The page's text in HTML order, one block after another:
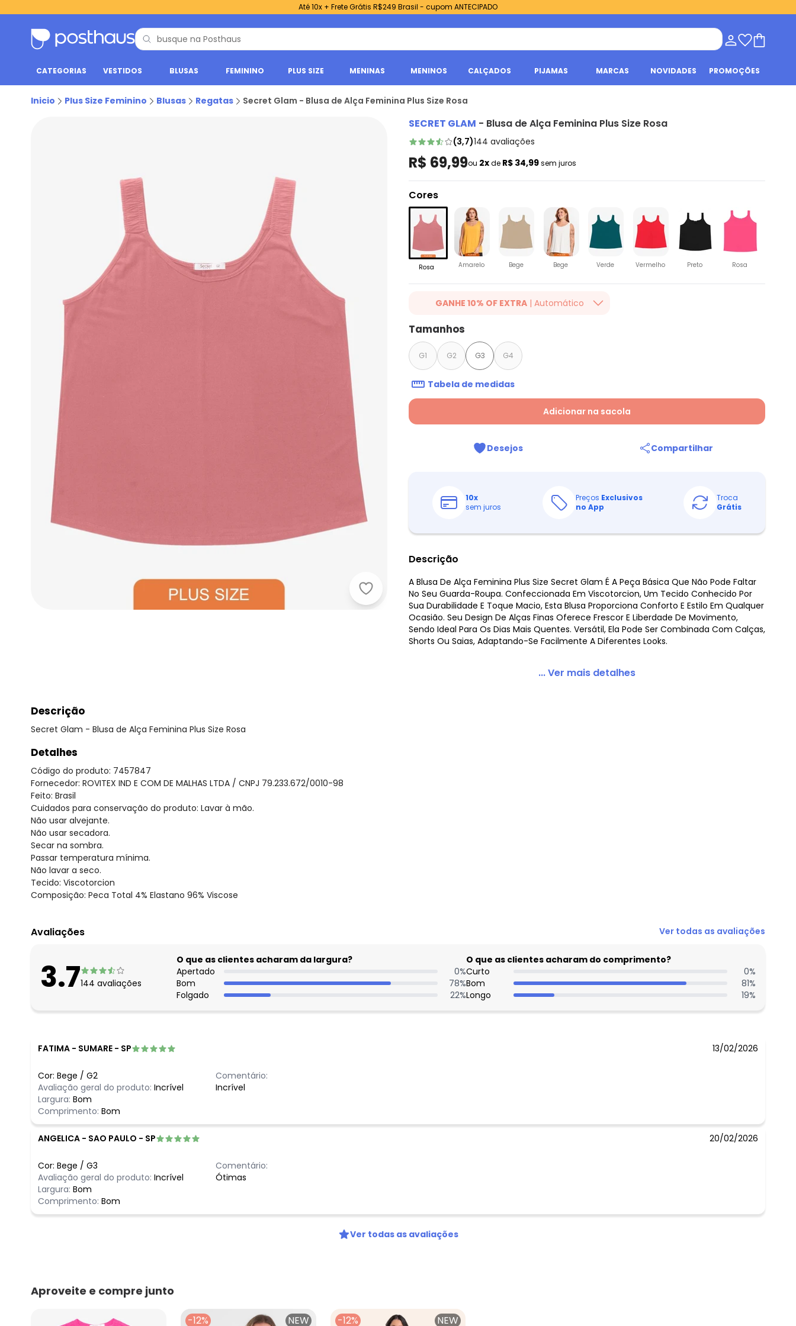
Até 10x + Frete Grátis R$249 Brasil - cupom ANTECIPADO
CATEGORIAS VESTIDOS BLUSAS FEMININO PLUS SIZE MENINAS MENINOS CALÇADOS PIJAMAS MARCAS NOVIDADES PROMOÇÕES
Inicio Plus Size Feminino Blusas Regatas Secret Glam - Blusa de Alça Feminina Plus Size Rosa
Secret Glam - Blusa de Alça Feminina Plus Size Rosa
SECRET GLAM - Blusa de Alça Feminina Plus Size Rosa
(3,7)144 avaliações
R$ 69,99ou 2xde R$ 34,99sem juros
Cores
Rosa Amarelo Bege Bege Verde Vermelho Preto Rosa
GANHE 10% OF EXTRA | Automático
Ganhe 10% OFF em lista selecionada. Valido até
16/07/2026. Desconto aplicado na finalização da
compra.Ver mais produtos da campanha!
Tamanhos
G1 G2 G3 G4
Tabela de medidas
Adicionar na sacola
Desejos Compartilhar
10x
sem juros
Preços Exclusivos
no App
Troca
Grátis
Descrição
A Blusa De Alça Feminina Plus Size Secret Glam É A Peça Básica Que Não Pode Faltar
No Seu Guarda-Roupa. Confeccionada Em Viscotorcion, Um Tecido Conhecido Por
Sua Durabilidade E Toque Macio, Esta Blusa Proporciona Conforto E Estilo Em Qualquer
Ocasião. Seu Design De Alças Finas Oferece Frescor E Liberdade De Movimento,
Sendo Ideal Para Os Dias Mais Quentes. Versátil, Ela Pode Ser Combinada Com Calças,
Shorts Ou Saias, Adaptando-Se Facilmente A Diferentes Looks.
... Ver mais detalhes
Descrição
Secret Glam - Blusa de Alça Feminina Plus Size Rosa
Detalhes
Código do produto: 7457847
Fornecedor: ROVITEX IND E COM DE MALHAS LTDA / CNPJ 79.233.672/0010-98
Feito: Brasil
Cuidados para conservação do produto: Lavar à mão.
Não usar alvejante.
Não usar secadora.
Secar na sombra.
Passar temperatura mínima.
Não lavar a seco.
Tecido: Viscotorcion
Composição: Peca Total 4% Elastano 96% Viscose
Avaliações Ver todas as avaliações
3.7144 avaliações
O que as clientes acharam da largura?
Apertado
0%
Bom
78%
Folgado
22%
O que as clientes acharam do comprimento?
Curto
0%
Bom
81%
Longo
19%
FATIMA - SUMARE - SP 13/02/2026
Cor: Bege / G2
Avaliação geral do produto: Incrível
Largura: Bom
Comprimento: Bom
Comentário:
Incrível
ANGELICA - SAO PAULO - SP 20/02/2026
Cor: Bege / G3
Avaliação geral do produto: Incrível
Largura: Bom
Comprimento: Bom
Comentário:
Ótimas
Ver todas as avaliações
Aproveite e compre junto
-12% NEW -12% NEW